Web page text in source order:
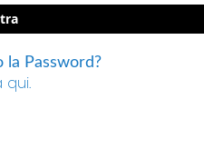
la Password?
qui.